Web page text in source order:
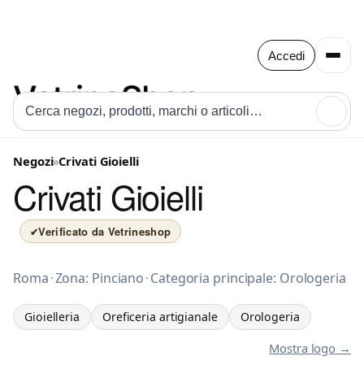
Accedi
Negozi»Crivati Gioielli
Crivati Gioielli
✔Verificato da Vetrineshop
Gioielleria a Roma
Roma·Zona: Pinciano·Categoria principale: Orologeria
Gioielleria Oreficeria artigianale Orologeria
Mostra logo →